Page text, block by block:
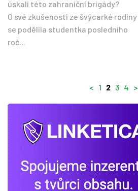
úskalí této zahraniční brigády?
O své zkušenosti ze švýcarké rodiny
se podělila studentka posledního
roč...
< 1 2 3 4 >